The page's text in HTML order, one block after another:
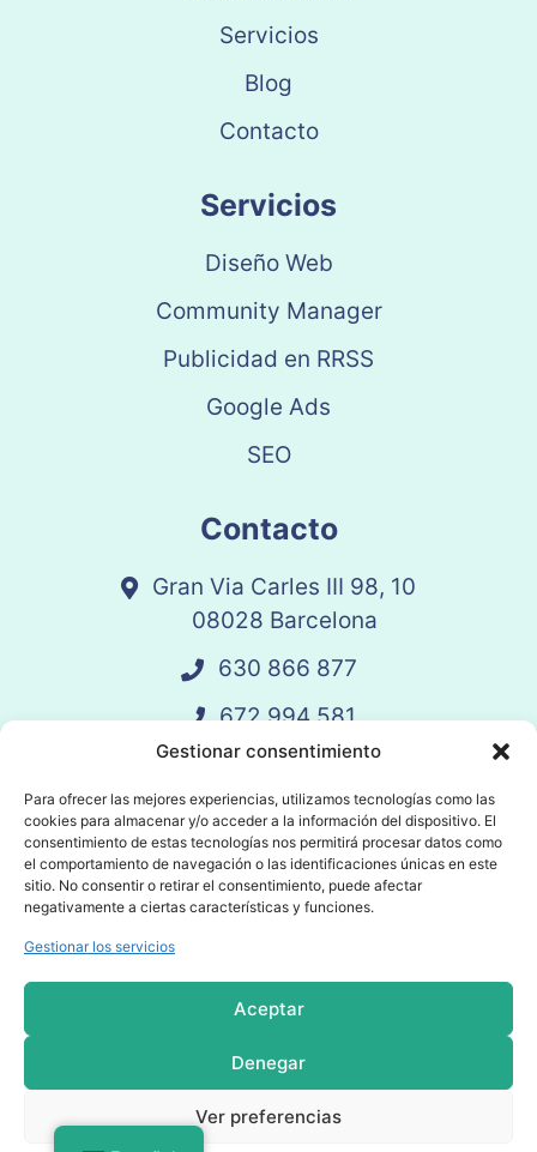
Gestionar consentimiento
Para ofrecer las mejores experiencias, utilizamos tecnologías como las
cookies para almacenar y/o acceder a la información del dispositivo. El
consentimiento de estas tecnologías nos permitirá procesar datos como
el comportamiento de navegación o las identificaciones únicas en este
sitio. No consentir o retirar el consentimiento, puede afectar
negativamente a ciertas características y funciones.
Gestionar los servicios
Aceptar
Denegar
Ver preferencias
Servicios
Blog
Contacto
Servicios
Diseño Web
Community Manager
Publicidad en RRSS
Google Ads
SEO
Contacto
Gran Via Carles III 98, 10
08028 Barcelona
630 866 877
672 994 581
vandelay@vandelay.es
Agendar Llamada
reservados.
Condiciones Generales